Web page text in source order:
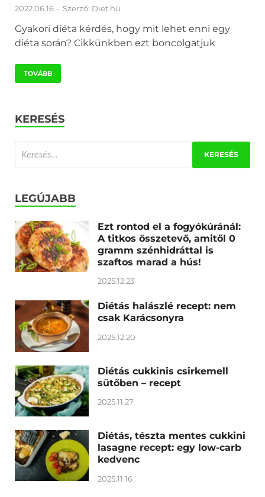
2022.06.16 - Szerző: Diet.hu
Gyakori diéta kérdés, hogy mit lehet enni egy
diéta során? Cikkünkben ezt boncolgatjuk
TOVÁBB
KERESÉS
LEGÚJABB
Ezt rontod el a fogyókúránál:
A titkos összetevő, amitől 0
gramm szénhidráttal is
szaftos marad a hús!
2025.12.23
Diétás halászlé recept: nem
csak Karácsonyra
2025.12.20
Diétás cukkinis csirkemell
sütőben – recept
2025.11.27
Diétás, tészta mentes cukkini
lasagne recept: egy low-carb
kedvenc
2025.11.16